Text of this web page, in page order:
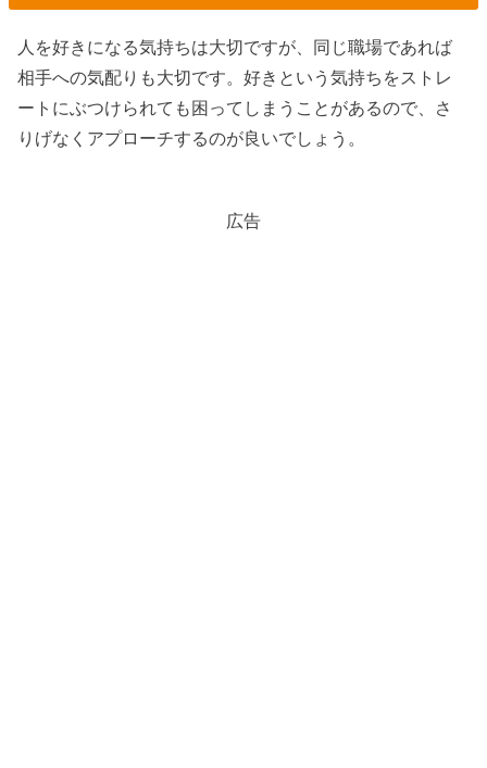
人を好きになる気持ちは大切ですが、同じ職場であれば
相手への気配りも大切です。好きという気持ちをストレ
ートにぶつけられても困ってしまうことがあるので、さ
りげなくアプローチするのが良いでしょう。
広告